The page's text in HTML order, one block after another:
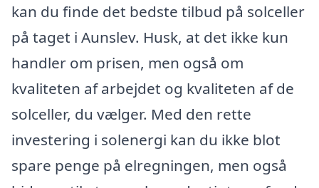
kan du finde det bedste tilbud på solceller
på taget i Aunslev. Husk, at det ikke kun
handler om prisen, men også om
kvaliteten af arbejdet og kvaliteten af de
solceller, du vælger. Med den rette
investering i solenergi kan du ikke blot
spare penge på elregningen, men også